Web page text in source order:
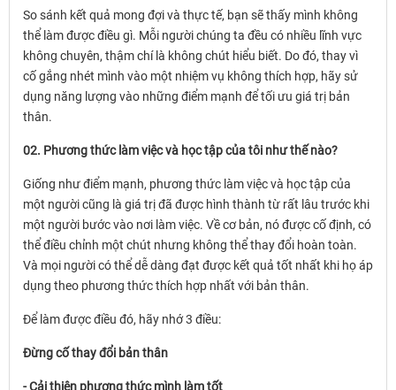
So sánh kết quả mong đợi và thực tế, bạn sẽ thấy mình không
thể làm được điều gì. Mỗi người chúng ta đều có nhiều lĩnh vực
không chuyên, thậm chí là không chút hiểu biết. Do đó, thay vì
cố gắng nhét mình vào một nhiệm vụ không thích hợp, hãy sử
dụng năng lượng vào những điểm mạnh để tối ưu giá trị bản
thân.
02. Phương thức làm việc và học tập của tôi như thế nào?
Giống như điểm mạnh, phương thức làm việc và học tập của
một người cũng là giá trị đã được hình thành từ rất lâu trước khi
một người bước vào nơi làm việc. Về cơ bản, nó được cố định, có
thể điều chỉnh một chút nhưng không thể thay đổi hoàn toàn.
Và mọi người có thể dễ dàng đạt được kết quả tốt nhất khi họ áp
dụng theo phương thức thích hợp nhất với bản thân.
Để làm được điều đó, hãy nhớ 3 điều:
Đừng cố thay đổi bản thân
- Cải thiện phương thức mình làm tốt